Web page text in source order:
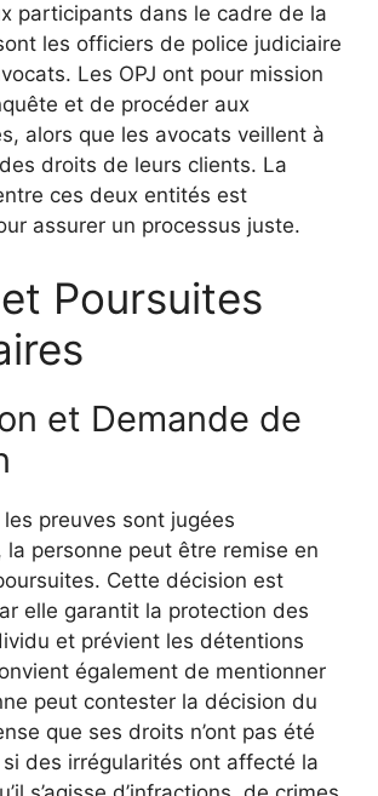
participants dans le cadre de la
les officiers de police judiciaire
Les OPJ ont pour mission
et de procéder aux
alors que les avocats veillent à
droits de leurs clients. La
ces deux entités est
assurer un processus juste.
Poursuites
et Demande de
les preuves sont jugées
la personne peut être remise en
Cette décision est
elle garantit la protection des
et prévient les détentions
également de mentionner
peut contester la décision du
que ses droits n’ont pas été
des irrégularités ont affecté la